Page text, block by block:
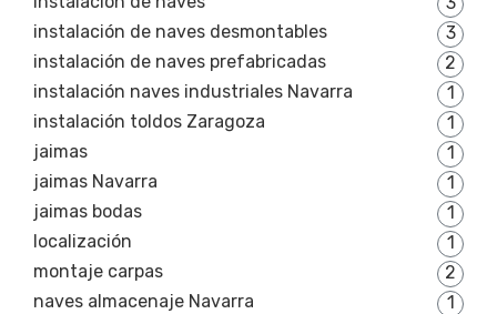
instalación de naves desmontables
3
instalación de naves prefabricadas
2
instalación naves industriales Navarra
1
instalación toldos Zaragoza
1
jaimas
1
jaimas Navarra
1
jaimas bodas
1
localización
1
montaje carpas
2
naves almacenaje Navarra
1